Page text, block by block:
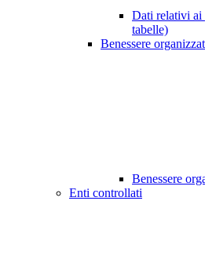
Dati relativi ai
tabelle)
Benessere
Benessere
Enti controllati